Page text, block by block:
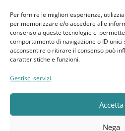
Per fornire le migliori esperienze,
per memorizzare e/o accedere alle
consenso a queste tecnologie ci
comportamento di navigazione o ID unici
acconsentire o ritirare il consenso può
caratteristiche e funzioni.
Gestisci servizi
Accetta
Nega
Indirizzi
Metodi di pagamento
Dettagli account
Lista dei desideri